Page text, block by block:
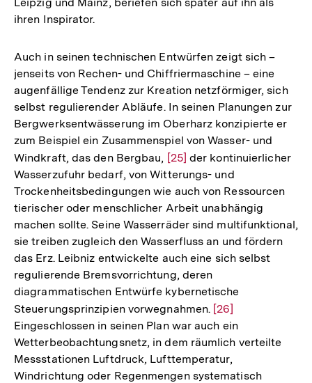
ihren Inspirator.
Auch in seinen technischen Entwürfen zeigt sich –
jenseits von Rechen- und Chiffriermaschine – eine
augenfällige Tendenz zur Kreation netzförmiger, sich
selbst regulierender Abläufe. In seinen Planungen zur
Bergwerksentwässerung im Oberharz konzipierte er
zum Beispiel ein Zusammenspiel von Wasser- und
Windkraft, das den Bergbau, Zur
Auflösung
der
Fußnote
[25] der kontinuierlicher
Wasserzufuhr bedarf, von Witterungs- und
Trockenheitsbedingungen wie auch von Ressourcen
tierischer oder menschlicher Arbeit unabhängig
machen sollte. Seine Wasserräder sind multifunktional,
sie treiben zugleich den Wasserfluss an und fördern
das Erz. Leibniz entwickelte auch eine sich selbst
regulierende Bremsvorrichtung, deren
diagrammatischen Entwürfe kybernetische
Steuerungsprinzipien vorwegnahmen. Zur
Auflösung
der
Fußnote
[26]
Eingeschlossen in seinen Plan war auch ein
Wetterbeobachtungsnetz, in dem räumlich verteilte
Messstationen Luftdruck, Lufttemperatur,
Windrichtung oder Regenmengen systematisch